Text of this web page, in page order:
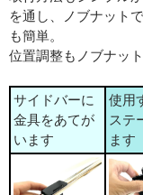
を通し、ノブナット
も簡単。
位置調整もノブナッ
サイドバーに
金具をあてが
います
使用
ステ
ます